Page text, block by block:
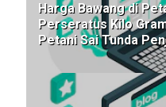
Harga Bawang di
Perseratus Kilo
Petani Sai Tunda